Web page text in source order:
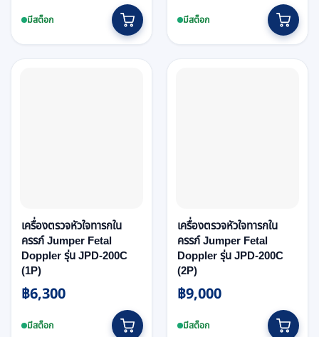
฿1,100
มีสต็อก
product
multiple
page
was:
is:มีสต็อก
เครื่องตรวจหัวใจทารกใน
ครรภ์ Jumper Fetal
Doppler รุ่น JPD-200C
(1P)
฿6,300
มีสต็อก
เครื่องตรวจหัวใจทารกใน
ครรภ์ Jumper Fetal
Doppler รุ่น JPD-200C
(2P)
฿9,000
มีสต็อก